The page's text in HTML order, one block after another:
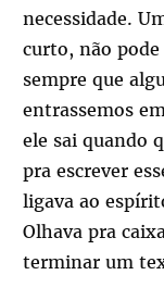
necessidade.
curto, não pode
sempre que
entrassemos
ele sai quando
pra escrever
ligava ao
Olhava pra
terminar um